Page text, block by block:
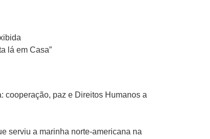
lá em Casa”
cooperação, paz e Direitos Humanos a
serviu a marinha norte-americana na